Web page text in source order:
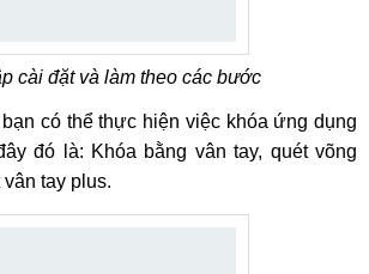
cài đặt và làm theo các bước
có thể thực hiện việc khóa ứng dụng
đó là: Khóa bằng vân tay, quét võng
tay plus.